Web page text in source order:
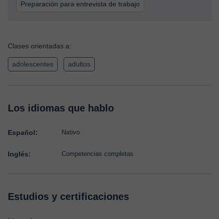
Preparación para entrevista de trabajo
Clases orientadas a:
adolescentes adultos
Los idiomas que hablo
Español: Nativo
Inglés: Competencias completas
Estudios y certificaciones